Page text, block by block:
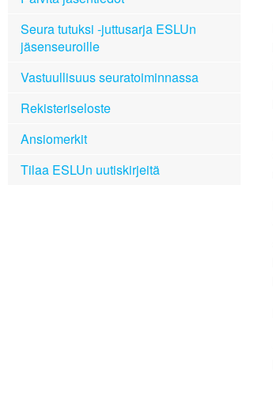
Seura tutuksi -juttusarja ESLUn
jäsenseuroille
Vastuullisuus seuratoiminnassa
Rekisteriseloste
Ansiomerkit
Tilaa ESLUn uutiskirjeitä